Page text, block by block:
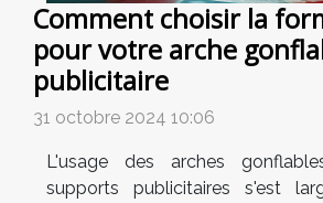
Comment choisir la
pour votre arche
publicitaire
31 octobre 2024 10:06
L'usage des arches
supports publicitaires s'est